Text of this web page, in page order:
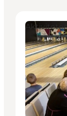
Aktiviteter